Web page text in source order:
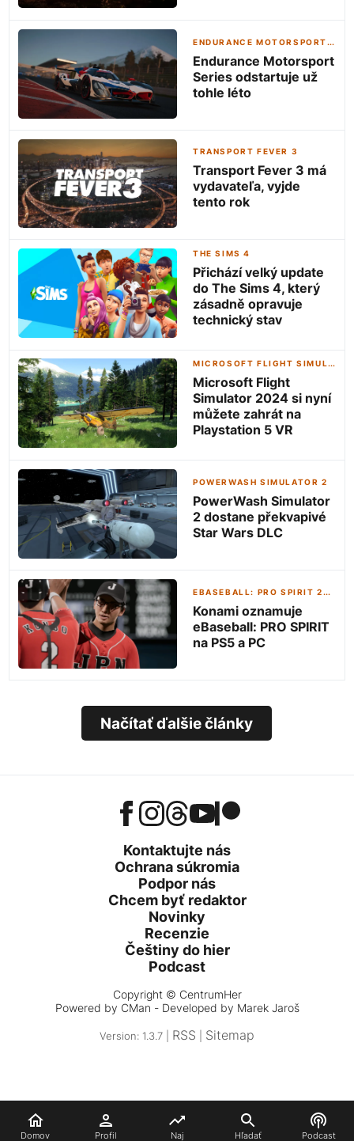
Domov Profil Naj Hľadať Podcast
ENDURANCE MOTORSPORT SERIES
Endurance Motorsport
Series odstartuje už
tohle léto
TRANSPORT FEVER 3
Transport Fever 3 má
vydavateľa, vyjde
tento rok
THE SIMS 4
Přichází velký update
do The Sims 4, který
zásadně opravuje
technický stav
MICROSOFT FLIGHT SIMULATOR 2024
Microsoft Flight
Simulator 2024 si nyní
můžete zahrát na
Playstation 5 VR
POWERWASH SIMULATOR 2
PowerWash Simulator
2 dostane překvapivé
Star Wars DLC
EBASEBALL: PRO SPIRIT 2026
Konami oznamuje
eBaseball: PRO SPIRIT
na PS5 a PC
Načítať ďalšie články
Kontaktujte nás
Ochrana súkromia
Podpor nás
Chcem byť redaktor
Novinky
Recenzie
Češtiny do hier
Podcast
Copyright © CentrumHer
Powered by CMan - Developed by Marek Jaroš
Version: 1.3.7 | RSS Sitemap